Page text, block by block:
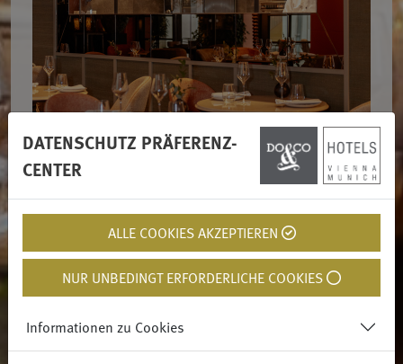
DATENSCHUTZ PRÄFERENZ-
CENTER
ALLE COOKIES AKZEPTIEREN
NUR UNBEDINGT ERFORDERLICHE COOKIES
Informationen zu Cookies